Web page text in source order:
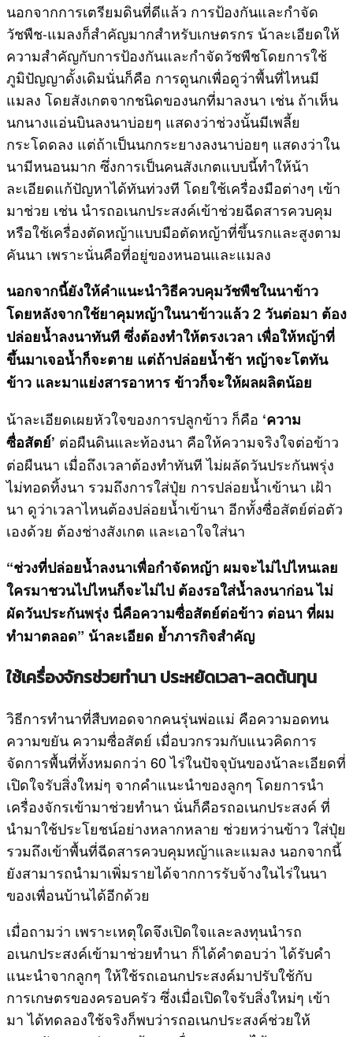
นอกจากการเตรียมดินที่ดีแล้ว การป้องกันและกำจัด
วัชพืช-แมลงก็สำคัญมากสำหรับเกษตรกร น้าละเอียดให้
ความสำคัญกับการป้องกันและกำจัดวัชพืชโดยการใช้
ภูมิปัญญาดั้งเดิมนั่นก็คือ การดูนกเพื่อดูว่าพื้นที่ไหนมี
แมลง โดยสังเกตจากชนิดของนกที่มาลงนา เช่น ถ้าเห็น
นกนางแอ่นบินลงนาบ่อยๆ แสดงว่าช่วงนั้นมีเพลี้ย
กระโดดลง แต่ถ้าเป็นนกกระยางลงนาบ่อยๆ แสดงว่าใน
นามีหนอนมาก ซึ่งการเป็นคนสังเกตแบบนี้ทำให้น้า
ละเอียดแก้ปัญหาได้ทันท่วงที โดยใช้เครื่องมือต่างๆ เข้า
มาช่วย เช่น นำรถอเนกประสงค์เข้าช่วยฉีดสารควบคุม
หรือใช้เครื่องตัดหญ้าแบบมือตัดหญ้าที่ขึ้นรกและสูงตาม
คันนา เพราะนั่นคือที่อยู่ของหนอนและแมลง
นอกจากนี้ยังให้คำแนะนำวิธีควบคุมวัชพืชในนาข้าว
โดยหลังจากใช้ยาคุมหญ้าในนาข้าวแล้ว2 วันต่อมา ต้อง
ปล่อยน้ำลงนาทันที ซึ่งต้องทำให้ตรงเวลา เพื่อให้หญ้าที่
ขึ้นมาเจอน้ำก็จะตาย แต่ถ้าปล่อยน้ำช้า หญ้าจะโตทัน
ข้าว และมาแย่งสารอาหาร ข้าวก็จะให้ผลผลิตน้อย
น้าละเอียดเผยหัวใจของการปลูกข้าว ก็คือ ‘ความ
ซื่อสัตย์’ ต่อผืนดินและท้องนา คือให้ความจริงใจต่อข้าว
ต่อผืนนา เมื่อถึงเวลาต้องทำทันที ไม่ผลัดวันประกันพรุ่ง
ไม่ทอดทิ้งนา รวมถึงการใส่ปุ๋ย การปล่อยน้ำเข้านา เฝ้า
นา ดูว่าเวลาไหนต้องปล่อยน้ำเข้านา อีกทั้งซื่อสัตย์ต่อตัว
เองด้วย ต้องช่างสังเกต และเอาใจใส่นา
“ช่วงที่ปล่อยน้ำลงนาเพื่อกำจัดหญ้า ผมจะไม่ไปไหนเลย
ใครมาชวนไปไหนก็จะไม่ไป ต้องรอใส่น้ำลงนาก่อน ไม่
ผัดวันประกันพรุ่ง นี่คือความซื่อสัตย์ต่อข้าว ต่อนา ที่ผม
ทำมาตลอด” น้าละเอียด ย้ำภารกิจสำคัญ
ใช้เครื่องจักรช่วยทำนา ประหยัดเวลา-ลดต้นทุน
วิธีการทำนาที่สืบทอดจากคนรุ่นพ่อแม่ คือความอดทน
ความขยัน ความซื่อสัตย์ เมื่อบวกรวมกับแนวคิดการ
จัดการพื้นที่ทั้งหมดกว่า 60 ไร่ในปัจจุบันของน้าละเอียดที่
เปิดใจรับสิ่งใหม่ๆ จากคำแนะนำของลูกๆ โดยการนำ
เครื่องจักรเข้ามาช่วยทำนา นั่นก็คือรถอเนกประสงค์ ที่
นำมาใช้ประโยชน์อย่างหลากหลาย ช่วยหว่านข้าว ใส่ปุ๋ย
รวมถึงเข้าพื้นที่ฉีดสารควบคุมหญ้าและแมลง นอกจากนี้
ยังสามารถนำมาเพิ่มรายได้จากการรับจ้างในไร่ในนา
ของเพื่อนบ้านได้อีกด้วย
เมื่อถามว่า เพราะเหตุใดจึงเปิดใจและลงทุนนำรถ
อเนกประสงค์เข้ามาช่วยทำนา ก็ได้คำตอบว่า ได้รับคำ
แนะนำจากลูกๆ ให้ใช้รถเอนกประสงค์มาปรับใช้กับ
การเกษตรของครอบครัว ซึ่งเมื่อเปิดใจรับสิ่งใหม่ๆ เข้า
มา ได้ทดลองใช้จริงก็พบว่ารถอเนกประสงค์ช่วยให้